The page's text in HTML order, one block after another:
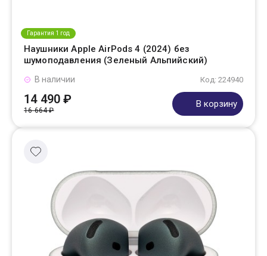
Гарантия 1 год
Наушники Apple AirPods 4 (2024) без
шумоподавления (Зеленый Альпийский)
Код: 224940
В наличии
14 490 ₽
16 664 ₽
В корзину